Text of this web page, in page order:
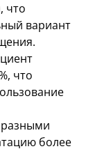
что
вариант
что
разными
более